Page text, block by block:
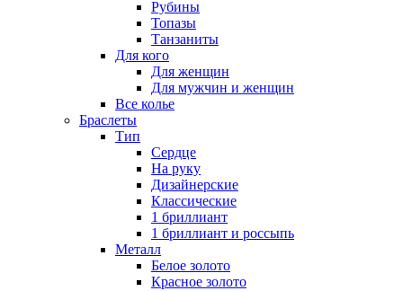
Рубины
Топазы
Танзаниты
Для кого
Для женщин
Для мужчин и женщин
Все колье
Браслеты
Тип
Сердце
На руку
Дизайнерские
Классические
1 бриллиант
1 бриллиант и россыпь
Металл
Белое золото
Красное золото